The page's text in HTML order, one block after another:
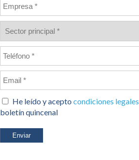
He leído y acepto condiciones legales
boletín quincenal